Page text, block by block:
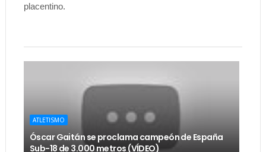
placentino.
ATLETISMO
Óscar Gaitán se proclama campeón de España
Sub-18 de 3.000 metros (VÍDEO)